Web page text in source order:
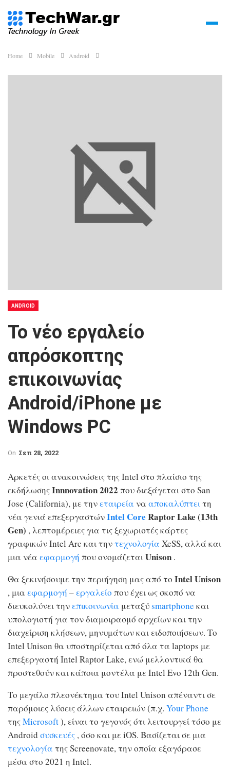
Home Mobile Android
ANDROID
Το νέο εργαλείο
απρόσκοπτης
επικοινωνίας
Android/iPhone με
Windows PC
On Σεπ 28, 2022
Αρκετές οι ανακοινώσεις της Intel στο πλαίσιο της
εκδήλωσηςInnnovation 2022 που διεξάγεται στο San
Jose (California), με τηνεταιρεία να αποκαλύπτειτη
νέα γενιά επεξεργαστώνIntel Core Raptor Lake (13th
Gen) , λεπτομέρειες για τις ξεχωριστές κάρτες
γραφικών Intel Arc και τηντεχνολογία XeSS, αλλά και
μια νέα εφαρμογή που ονομάζεταιUnison .
Θα ξεκινήσουμε την περιήγηση μας από το Intel Unison
, μια εφαρμογή –εργαλείο που έχει ως σκοπό να
διευκολύνει τηνεπικοινωνία μεταξύsmartphone και
υπολογιστή για τον διαμοιρασμό αρχείων και την
διαχείριση κλήσεων, μηνυμάτων και ειδοποιήσεων. Το
Intel Unison θα υποστηρίζεται από όλα τα laptops με
επεξεργαστή Intel Raptor Lake, ενώ μελλοντικά θα
προστεθούν και κάποια μοντέλα με Intel Evo 12th Gen.
Το μεγάλο πλεονέκτημα του Intel Unison απέναντι σε
παρόμοιες λύσεις άλλων εταιρειών (π.χ. Your Phone
τηςMicrosoft), είναι το γεγονός ότι λειτουργεί τόσο με
Android συσκευές , όσο και με iOS. Βασίζεται σε μια
τεχνολογία της Screenovate, την οποία εξαγόρασε
μέσα στο 2021 η Intel.